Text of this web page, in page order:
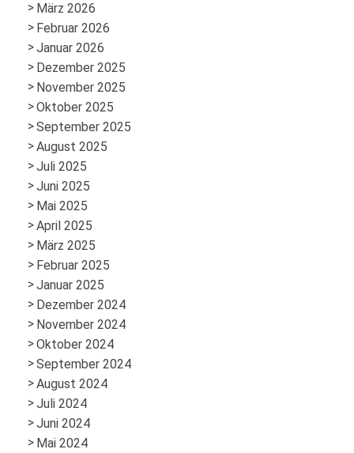
März 2026
Februar 2026
Januar 2026
Dezember 2025
November 2025
Oktober 2025
September 2025
August 2025
Juli 2025
Juni 2025
Mai 2025
April 2025
März 2025
Februar 2025
Januar 2025
Dezember 2024
November 2024
Oktober 2024
September 2024
August 2024
Juli 2024
Juni 2024
Mai 2024